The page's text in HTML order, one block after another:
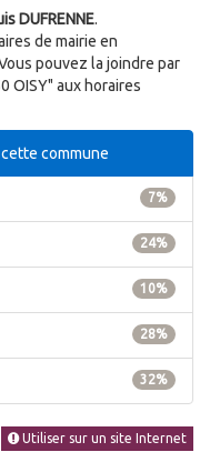
DUFRENNE.
de mairie en
pouvez la joindre par
OISY" aux horaires
commune
7%
24%
10%
28%
32%
Utiliser sur un site Internet